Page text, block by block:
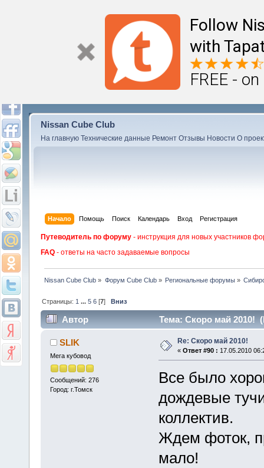
Follow
with
FREE -
Nissan Cube Club
На главную Технические данные Ремонт Отзывы Новости О
Начало Помощь Поиск Календарь Вход Регистрация
Путеводитель по форуму - инструкция для новых участников
FAQ - ответы на часто задаваемые вопросы
Nissan Cube Club » Форум Cube Club» Региональные форумы»
Страницы: 1 ...5 6 [7]Вниз
Автор Тема: Скоро май 2010!
SLIK
Мега кубовод
Сообщений: 276
Город: г.Томск
Re: Скоро май 2010!
« Ответ #90 : 17.05.2010
Все было
дождевые
коллектив.
Ждем фоток,
мало!